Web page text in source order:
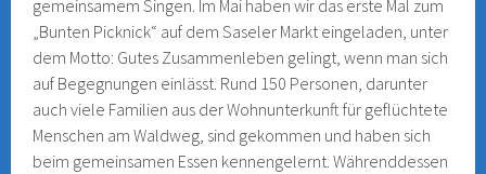
gemeinsamem Singen. Im Mai haben wir das erste Mal zum
„Bunten Picknick“ auf dem Saseler Markt eingeladen, unter
dem Motto: Gutes Zusammenleben gelingt, wenn man sich
auf Begegnungen einlässt. Rund 150 Personen, darunter
auch viele Familien aus der Wohnunterkunft für geflüchtete
Menschen am Waldweg, sind gekommen und haben sich
beim gemeinsamen Essen kennengelernt. Währenddessen